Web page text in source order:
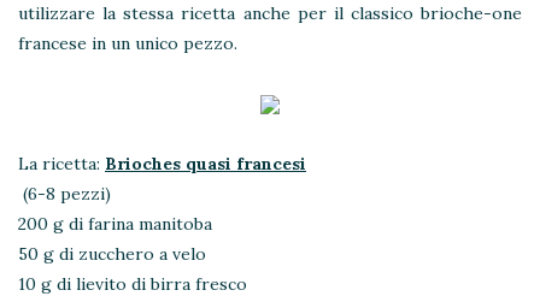
utilizzare la stessa ricetta anche per il classico brioche-one
francese in un unico pezzo.
La ricetta: Brioches quasi francesi
(6-8 pezzi)
200 g di farina manitoba
50 g di zucchero a velo
10 g di lievito di birra fresco